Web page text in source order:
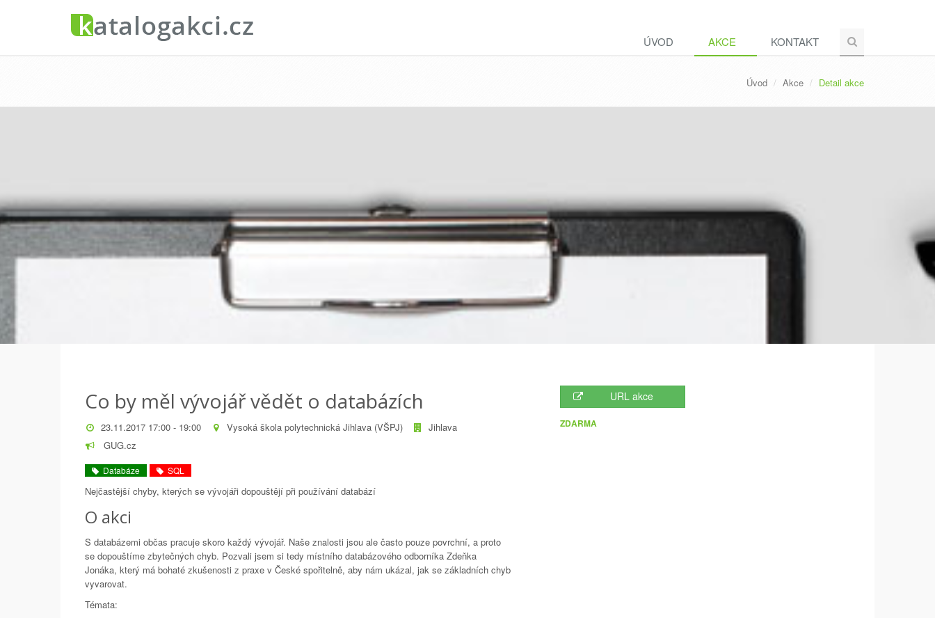
ÚVOD AKCE KONTAKT
Úvod Akce Detail akce
Co by měl vývojář vědět o databázích
23.11.2017 17:00 - 19:00 Vysoká škola polytechnická Jihlava (VŠPJ)
Jihlava
GUG.cz
Databáze SQL
Nejčastější chyby, kterých se vývojáři dopouštějí při používání databází
O akci
S databázemi občas pracuje skoro každý vývojář. Naše znalosti jsou ale často pouze povrchní, a proto
se dopouštíme zbytečných chyb. Pozvali jsem si tedy místního databázového odborníka Zdeňka
Jonáka, který má bohaté zkušenosti z praxe v České spořitelně, aby nám ukázal, jak se základních chyb
vyvarovat.
Témata:
URL akce
ZDARMA